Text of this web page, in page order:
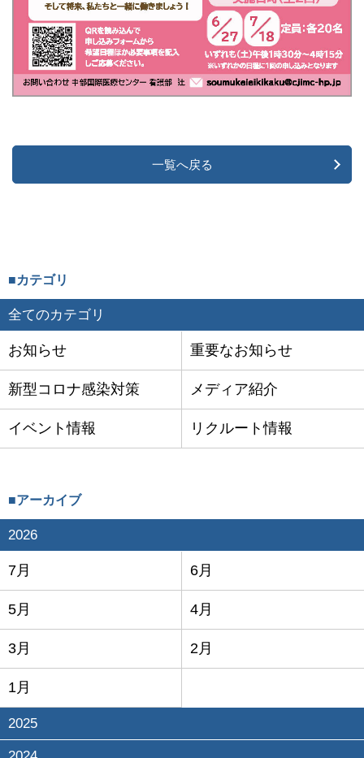
一覧へ戻る
■カテゴリ
全てのカテゴリ
お知らせ 重要なお知らせ
新型コロナ感染対策 メディア紹介
イベント情報 リクルート情報
■アーカイブ
2026
7月 6月
5月 4月
3月 2月
1月
2025